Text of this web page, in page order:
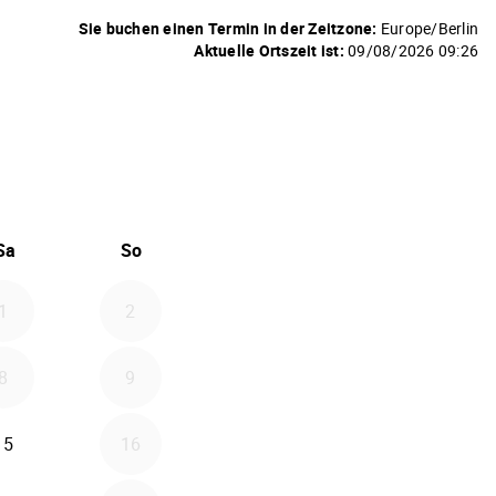
Sie buchen einen Termin in der Zeitzone: Europe/Berlin
Aktuelle Ortszeit ist: 09/08/2026 09:26
So
1 2
8 9
16